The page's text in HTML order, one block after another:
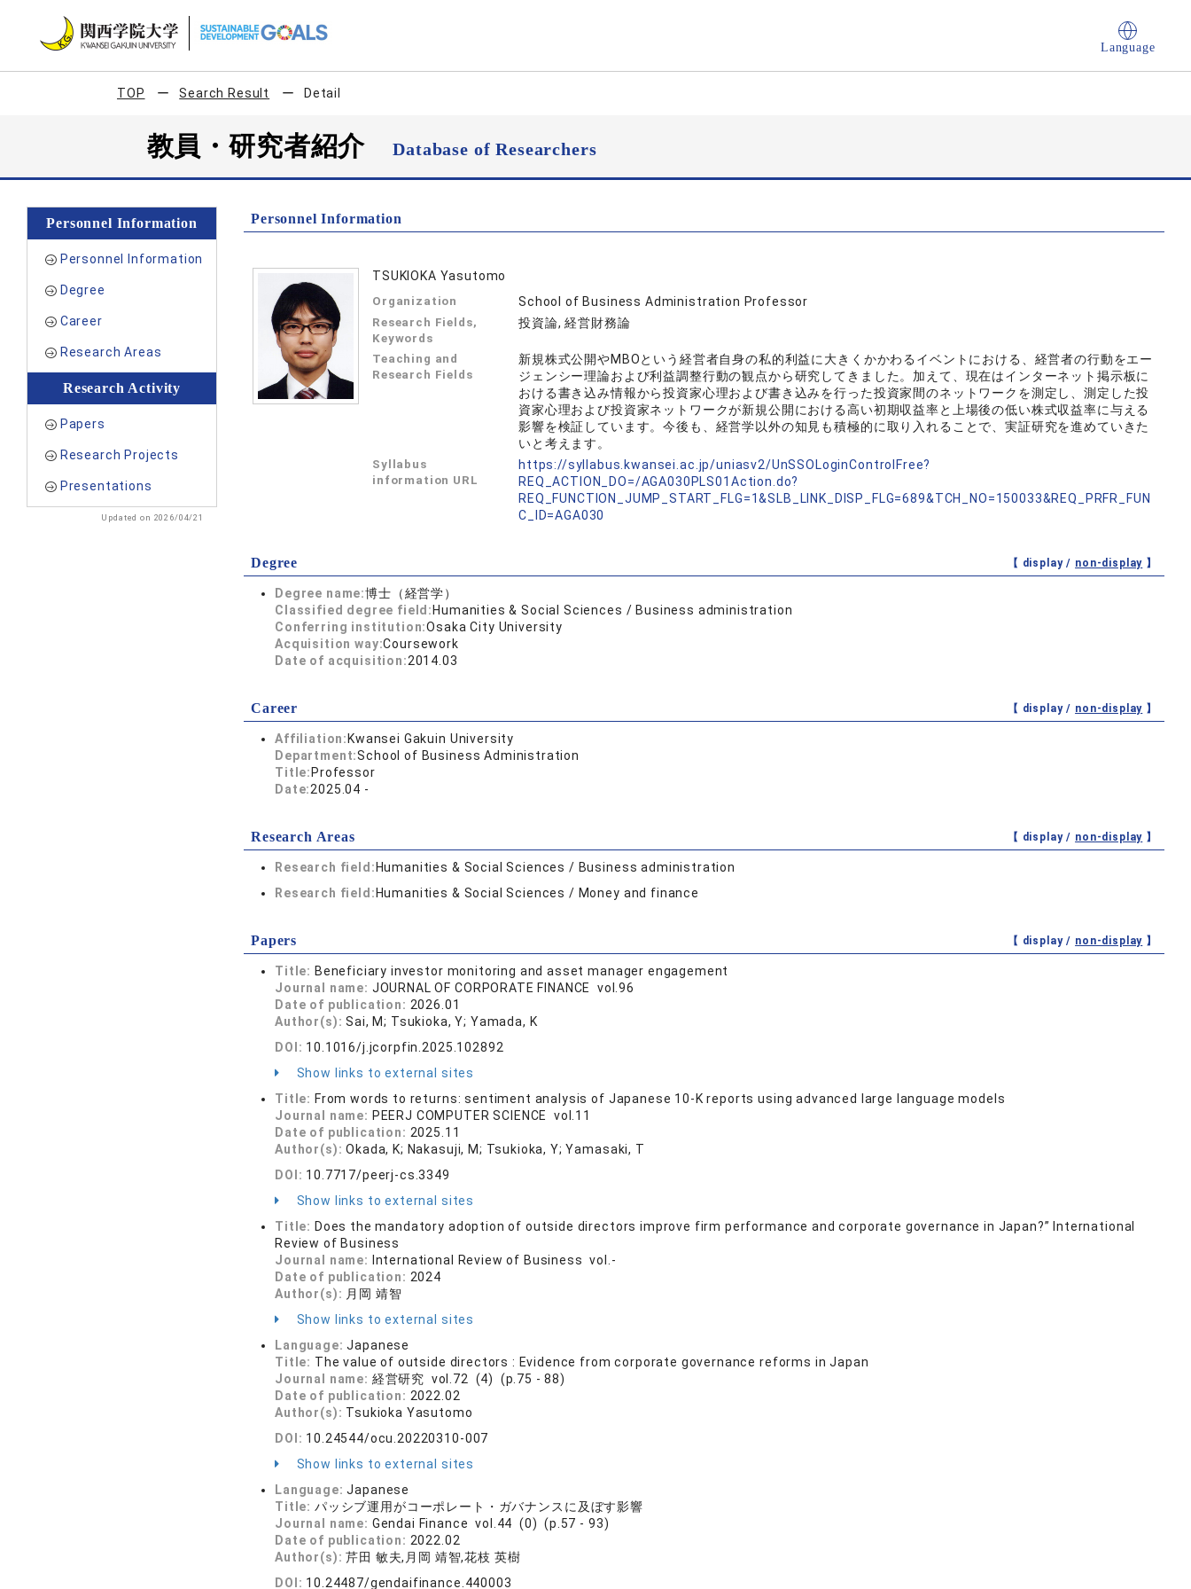
Language
TOP Search Result Detail
教員・研究者紹介Database of Researchers
Personnel Information
Personnel Information
Degree
Career
Research Areas
Research Activity
Papers
Research Projects
Presentations
Updated on 2026/04/21
Personnel Information
TSUKIOKA Yasutomo
Organization School of Business Administration Professor
Research Fields,
Keywords
投資論, 経営財務論
Teaching and
Research Fields
新規株式公開やMBOという経営者自身の私的利益に大きくかかわるイベントにおける、経営者の行動をエー
ジェンシー理論および利益調整行動の観点から研究してきました。加えて、現在はインターネット掲示板に
おける書き込み情報から投資家心理および書き込みを行った投資家間のネットワークを測定し、測定した投
資家心理および投資家ネットワークが新規公開における高い初期収益率と上場後の低い株式収益率に与える
影響を検証しています。今後も、経営学以外の知見も積極的に取り入れることで、実証研究を進めていきた
いと考えます。
Syllabus
information URL
https://syllabus.kwansei.ac.jp/uniasv2/UnSSOLoginControlFree?
REQ_ACTION_DO=/AGA030PLS01Action.do?
REQ_FUNCTION_JUMP_START_FLG=1&SLB_LINK_DISP_FLG=689&TCH_NO=150033&REQ_PRFR_FUN
C_ID=AGA030
Degree 【 display / non-display 】
Degree name:博士（経営学）
Classified degree field: Humanities & Social Sciences / Business administration
Conferring institution:Osaka City University
Acquisition way:Coursework
Date of acquisition:2014.03
Career 【 display / non-display 】
Affiliation: Kwansei Gakuin University
Department:School of Business Administration
Title: Professor
Date:2025.04 -
Research Areas 【 display / non-display 】
Research field: Humanities & Social Sciences / Business administration
Research field: Humanities & Social Sciences / Money and finance
Papers 【 display / non-display 】
Title: Beneficiary investor monitoring and asset manager engagement
Journal name: JOURNAL OF CORPORATE FINANCE vol.96
Date of publication: 2026.01
Author(s):Sai, M; Tsukioka, Y; Yamada, K
DOI: 10.1016/j.jcorpfin.2025.102892
Show links to external sites
Title: From words to returns: sentiment analysis of Japanese 10-K reports using advanced large language models
Journal name: PEERJ COMPUTER SCIENCE vol.11
Date of publication: 2025.11
Author(s):Okada, K; Nakasuji, M; Tsukioka, Y; Yamasaki, T
DOI: 10.7717/peerj-cs.3349
Show links to external sites
Title: Does the mandatory adoption of outside directors improve firm performance and corporate governance in Japan?” International
Review of Business
Journal name:
International Review of Business vol.-
Date of publication: 2024
Author(s): 月岡 靖智
Show links to external sites
Language:Japanese
Title: The value of outside directors : Evidence from corporate governance reforms in Japan
Journal name: 経営研究 vol.72 (4) (p.75 - 88)
Date of publication: 2022.02
Author(s): Tsukioka Yasutomo
DOI: 10.24544/ocu.20220310-007
Show links to external sites
Language:Japanese
Title: パッシブ運用がコーポレート・ガバナンスに及ぼす影響
Journal name: Gendai Finance vol.44 (0) (p.57 - 93)
Date of publication: 2022.02
Author(s):芹田 敏夫,月岡 靖智,花枝 英樹
DOI: 10.24487/gendaifinance.440003